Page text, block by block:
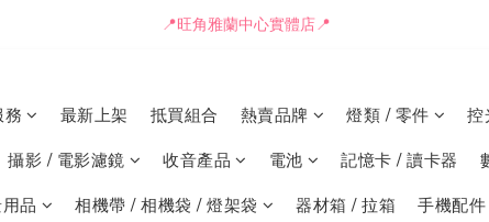
📒🖋️報價單 / 採購表格🖋️📒
📍旺角雅蘭中心實體店📍
📒🖋️報價單 / 採購表格🖋️📒
最新上架 抵買組合 熱賣品牌 燈類 / 零件 控
攝影 / 電影濾鏡 收音產品 電池 記憶卡 / 讀卡器
品 相機帶 / 相機袋 / 燈架袋 器材箱 / 拉箱 手機配件